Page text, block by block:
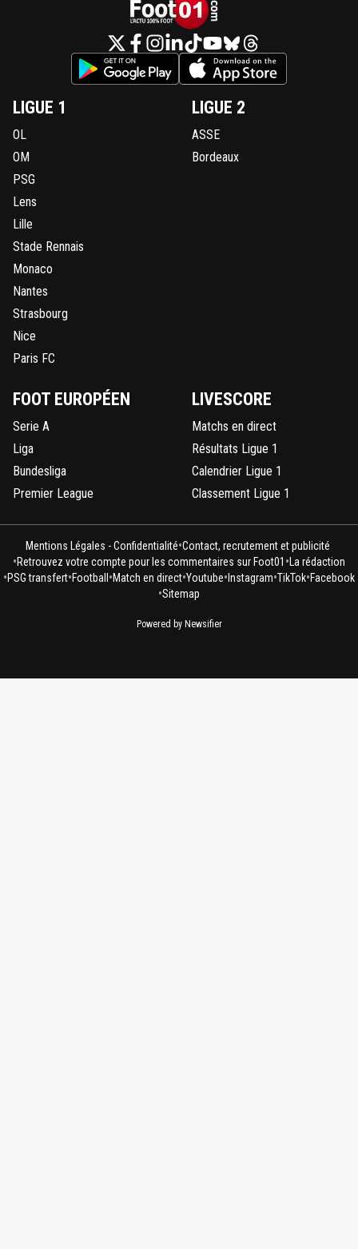
LIGUE 1
OL
OM
PSG
Lens
Lille
Stade Rennais
Monaco
Nantes
Strasbourg
Nice
Paris FC
LIGUE 2
ASSE
Bordeaux
FOOT EUROPÉEN
Serie A
Liga
Bundesliga
Premier League
LIVESCORE
Matchs en direct
Résultats Ligue 1
Calendrier Ligue 1
Classement Ligue 1
Mentions Légales - Confidentialité•Contact, recrutement et publicité
•Retrouvez votre compte pour les commentaires sur Foot01 • La rédaction
•PSG transfert•Football •Match en direct•Youtube• Instagram•TikTok•Facebook
•Sitemap
Powered by Newsifier